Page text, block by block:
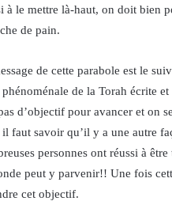
à le mettre là-haut, on doit bien
de pain.
de cette parabole est le
de la Torah écrite
d’objectif pour avancer et on
faut savoir qu’il y a une autre
personnes ont réussi à
peut y parvenir!! Une fois
cet objectif.